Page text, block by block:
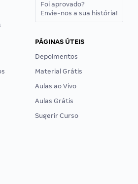
Foi aprovado?
Envie-nos a sua história!
PÁGINAS ÚTEIS
Depoimentos
Material Grátis
Aulas ao Vivo
Aulas Grátis
Sugerir Curso